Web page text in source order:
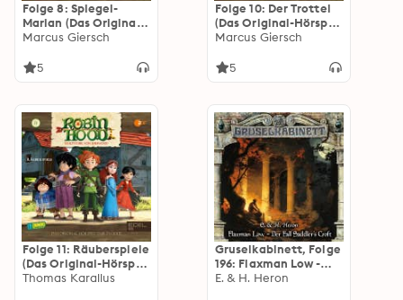
Folge 8: Spiegel-
Marian (Das Original-
Hörspiel zur TV-Serie)
Marcus Giersch
5
Folge 10: Der Trottel
(Das Original-Hörspiel
zur TV-Serie)
Marcus Giersch
5
Folge 11: Räuberspiele
(Das Original-Hörspiel
zur TV-Serie)
Thomas Karallus
Gruselkabinett, Folge
196: Flaxman Low -
Der Fall Saddler's
E. & H. Heron